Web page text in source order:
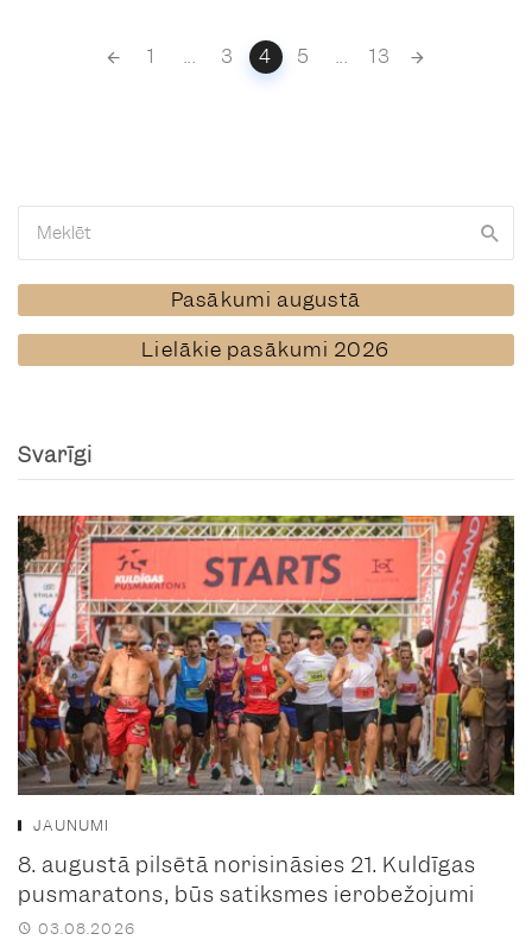
1 ... 3 4 5 ... 13
Pasākumi augustā
Lielākie pasākumi 2026
Svarīgi
JAUNUMI
8. augustā pilsētā norisināsies 21. Kuldīgas
pusmaratons, būs satiksmes ierobežojumi
03.08.2026